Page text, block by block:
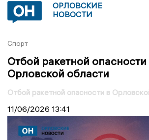
ОРЛОВСКИЕ
НОВОСТИ
Спорт
Отбой ракетной опасности
Орловской области
Отбой ракетной опасности в
11/06/2026 13:41